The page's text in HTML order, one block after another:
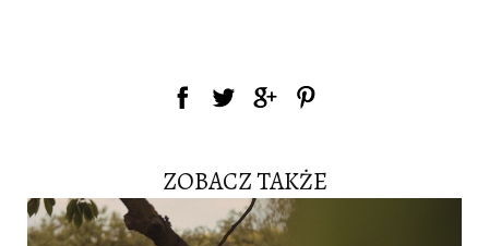
ZOBACZ TAKŻE